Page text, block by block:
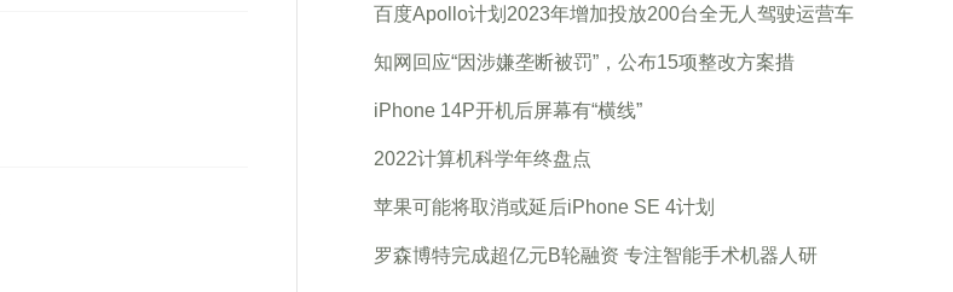
百度Apollo计划2023年增加投放200台全无人驾驶运营车
知网回应“因涉嫌垄断被罚”，公布15项整改方案措
iPhone 14P开机后屏幕有“横线”
2022计算机科学年终盘点
苹果可能将取消或延后iPhone SE 4计划
罗森博特完成超亿元B轮融资 专注智能手术机器人研